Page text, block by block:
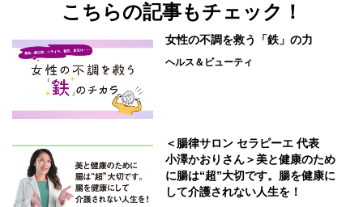
こちらの記事もチェック！
女性の不調を救う「鉄」の力
ヘルス＆ビューティ
＜腸律サロン セラピーエ 代表
小澤かおりさん＞美と健康のため
に腸は“超”大切です。腸を健康に
して介護されない人生を！